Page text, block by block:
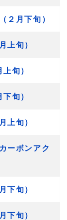
月下旬）
上旬）
旬）
旬）
上旬）
ーボンアク
下旬）
下旬）